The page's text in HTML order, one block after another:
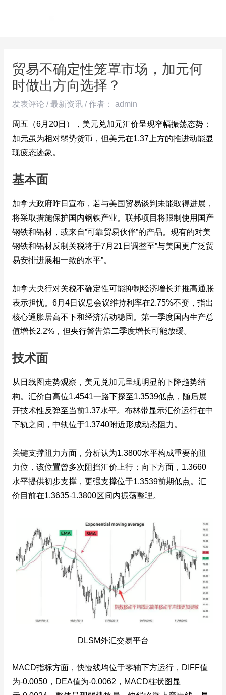
贸易不确定性笼罩市场，加元何
时做出方向选择？
发表评论 /最新资讯/ 作者： admin
周五（6月20日），美元兑加元汇价呈现窄幅振荡态势；
加元虽为相对弱势货币，但美元在1.37上方的推进动能显
现疲态迹象。
基本面
加拿大政府昨日宣布，若与美国贸易谈判未能取得进展，
将采取措施保护国内钢铁产业。联邦项目将限制使用国产
钢铁和铝材，或来自”可靠贸易伙伴”的产品。现有的对美
钢铁和铝材反制关税将于7月21日调整至”与美国更广泛贸
易安排进展相一致的水平”。
加拿大央行对关税不确定性可能抑制经济增长并推高通胀
表示担忧。6月4日议息会议维持利率在2.75%不变，指出
核心通胀居高不下和经济活动稳固。第一季度国内生产总
值增长2.2%，但央行警告第二季度增长可能放缓。
技术面
从日线图走势观察，美元兑加元呈现明显的下降趋势结
构。汇价自高位1.4541一路下探至1.3539低点，随后展
开技术性反弹至当前1.37水平。布林带显示汇价运行在中
下轨之间，中轨位于1.3740附近形成动态阻力。
关键支撑阻力方面，分析认为1.3800水平构成重要的阻
力位，该位置曾多次阻挡汇价上行；向下方面，1.3660
水平提供初步支撑，更强支撑位于1.3539前期低点。汇
价目前在1.3635-1.3800区间内振荡整理。
DLSM外汇交易平台
MACD指标方面，快慢线均位于零轴下方运行，DIFF值
为-0.0050，DEA值为-0.0062，MACD柱状图显